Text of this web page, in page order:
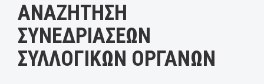
ΑΝΑΖΗΤΗΣΗ
ΣΥΝΕΔΡΙΑΣΕΩΝ
ΣΥΛΛΟΓΙΚΩΝ ΟΡΓΑΝΩΝ